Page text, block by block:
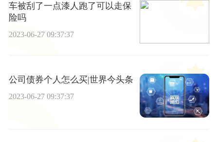
车被刮了一点漆人跑了可以走保
险吗
2023-06-27 09:37:37
公司债券个人怎么买|世界今头条
2023-06-27 09:37:37